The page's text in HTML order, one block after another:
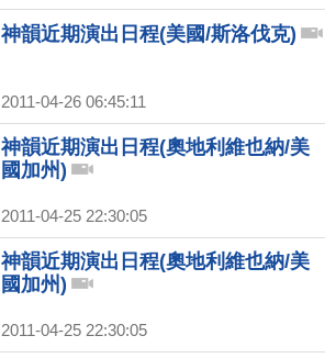
神韻近期演出日程(美國/斯洛伐克)
2011-04-26 06:45:11
神韻近期演出日程(奧地利維也納/美
國加州)
2011-04-25 22:30:05
神韻近期演出日程(奧地利維也納/美
國加州)
2011-04-25 22:30:05